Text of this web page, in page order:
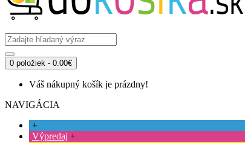
0 položiek - 0.00€
Váš nákupný košík je prázdny!
NAVIGÁCIA
+
Výpredaj +